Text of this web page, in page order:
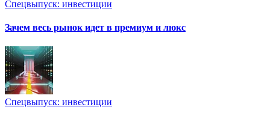
Спецвыпуск: инвестиции
Зачем весь рынок идет в премиум и люкс
Спецвыпуск: инвестиции